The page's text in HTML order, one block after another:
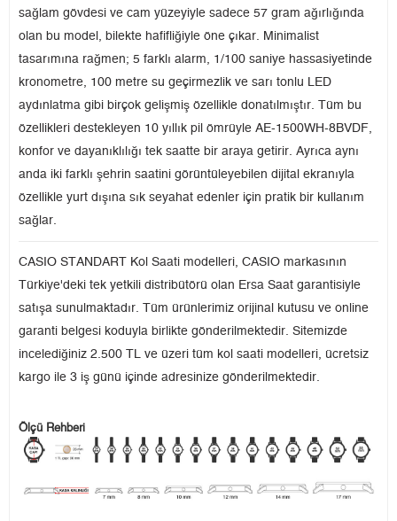
sağlam gövdesi ve cam yüzeyiyle sadece 57 gram ağırlığında
olan bu model, bilekte hafifliğiyle öne çıkar. Minimalist
tasarımına rağmen; 5 farklı alarm, 1/100 saniye hassasiyetinde
kronometre, 100 metre su geçirmezlik ve sarı tonlu LED
aydınlatma gibi birçok gelişmiş özellikle donatılmıştır. Tüm bu
özellikleri destekleyen 10 yıllık pil ömrüyle AE-1500WH-8BVDF,
konfor ve dayanıklılığı tek saatte bir araya getirir. Ayrıca aynı
anda iki farklı şehrin saatini görüntüleyebilen dijital ekranıyla
özellikle yurt dışına sık seyahat edenler için pratik bir kullanım
sağlar.
CASIO STANDART Kol Saati modelleri, CASIO markasının
Türkiye'deki tek yetkili distribütörü olan Ersa Saat garantisiyle
satışa sunulmaktadır. Tüm ürünlerimiz orijinal kutusu ve online
garanti belgesi koduyla birlikte gönderilmektedir. Sitemizde
incelediğiniz 2.500 TL ve üzeri tüm kol saati modelleri, ücretsiz
kargo ile 3 iş günü içinde adresinize gönderilmektedir.
Ölçü Rehberi